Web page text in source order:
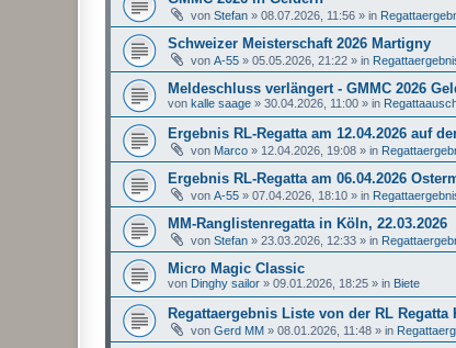
von Stefan » 08.07.2026, 11:56 » in
Schweizer Meisterschaft 2026 Martigny
von A-55 » 05.05.2026, 21:22 » in
Meldeschluss verlängert - GMMC 2026
von kalle saage » 30.04.2026, 11:00 » in
Ergebnis RL-Regatta am 12.04.2026 auf
von Marco » 12.04.2026, 19:08 » in
Ergebnis RL-Regatta am 06.04.2026
von A-55 » 07.04.2026, 18:10 » in
MM-Ranglistenregatta in Köln, 22.03.2026
von Stefan » 23.03.2026, 12:33 » in
Micro Magic Classic
von Dinghy sailor » 09.01.2026, 18:25 » in Biete
Regattaergebnis Liste von der RL Regatta
von Gerd MM » 08.01.2026, 11:48 » in